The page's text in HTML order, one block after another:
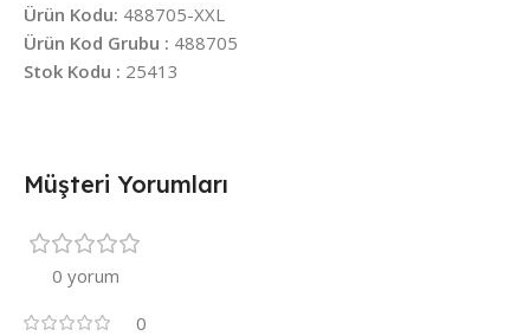
Ürün Kodu: 488705-XXL
Ürün Kod Grubu : 488705
Stok Kodu : 25413
Müşteri Yorumları
0 yorum
0